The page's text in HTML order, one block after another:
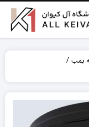
بمب